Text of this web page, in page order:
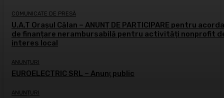
COMUNICATE DE PRESĂ
U.A.T Orașul Călan – ANUNȚ DE PARTICIPARE pentru
de finanțare nerambursabilă pentru activități nonprofit
interes local
ANUNȚURI
EUROELECTRIC SRL – Anunţ public
ANUNȚURI